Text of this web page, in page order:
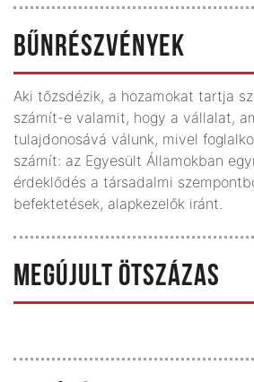
BŰNRÉSZVÉNYEK
Aki tőzsdézik, a hozamokat tartja
számít-e valamit, hogy a vállalat,
tulajdonosává válunk, mivel
számít: az Egyesült Államokban
érdeklődés a társadalmi
befektetések, alapkezelők iránt.
MEGÚJULT ÖTSZÁZAS